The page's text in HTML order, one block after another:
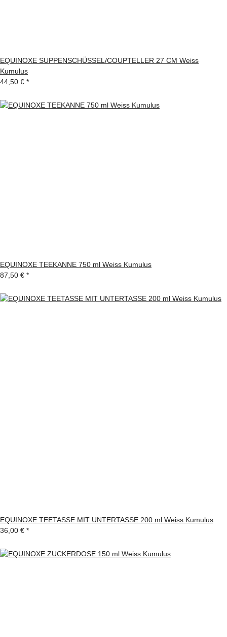
EQUINOXE SUPPENSCHÜSSEL/COUPTELLER 27 CM Weiss
Kumulus
44,50 € *
EQUINOXE TEEKANNE 750 ml Weiss Kumulus
87,50 € *
EQUINOXE TEETASSE MIT UNTERTASSE 200 ml Weiss Kumulus
36,00 € *